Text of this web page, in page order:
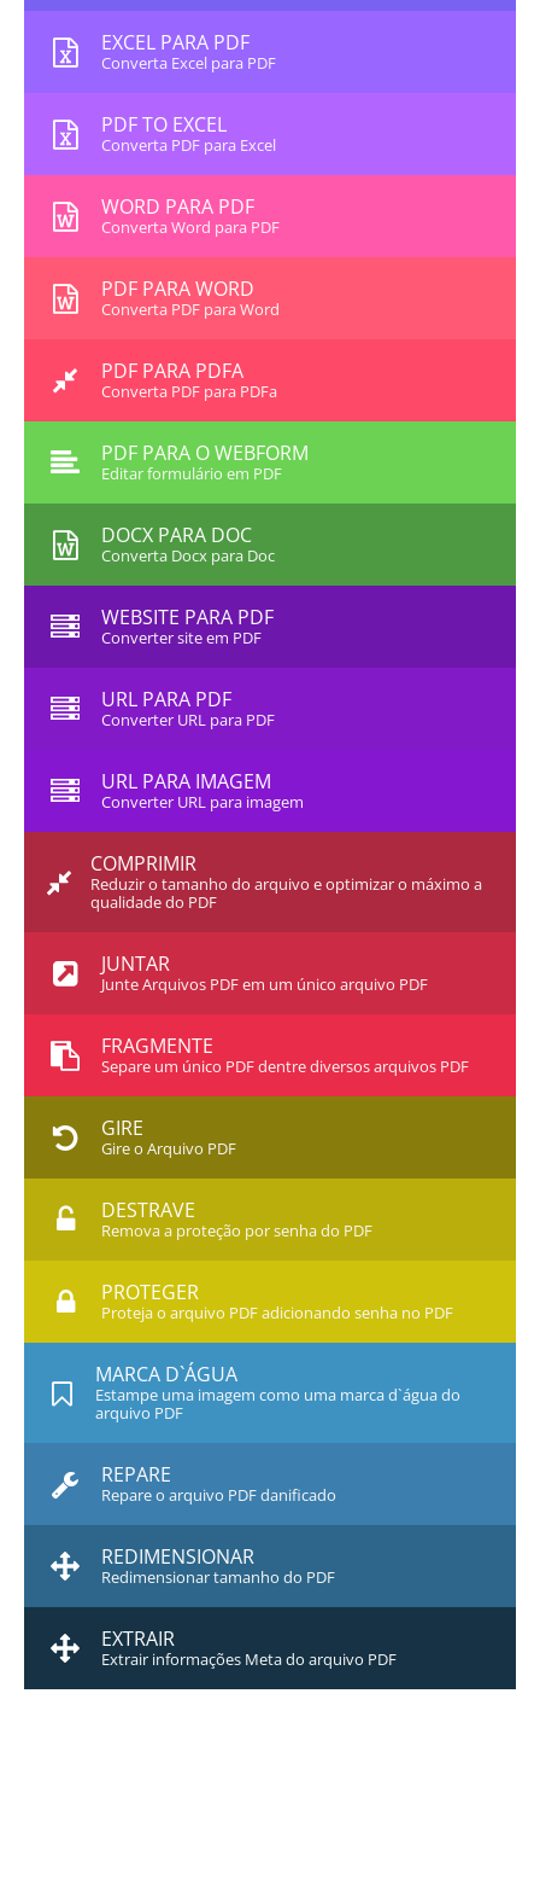
EXCEL PARA PDF
Converta Excel para PDF
PDF TO EXCEL
Converta PDF para Excel
WORD PARA PDF
Converta Word para PDF
PDF PARA WORD
Converta PDF para Word
PDF PARA PDFA
Converta PDF para PDFa
PDF PARA O WEBFORM
Editar formulário em PDF
DOCX PARA DOC
Converta Docx para Doc
WEBSITE PARA PDF
Converter site em PDF
URL PARA PDF
Converter URL para PDF
URL PARA IMAGEM
Converter URL para imagem
COMPRIMIR
Reduzir o tamanho do arquivo e optimizar o máximo a
qualidade do PDF
JUNTAR
Junte Arquivos PDF em um único arquivo PDF
FRAGMENTE
Separe um único PDF dentre diversos arquivos PDF
GIRE
Gire o Arquivo PDF
DESTRAVE
Remova a proteção por senha do PDF
PROTEGER
Proteja o arquivo PDF adicionando senha no PDF
MARCA D`ÁGUA
Estampe uma imagem como uma marca d`água do
arquivo PDF
REPARE
Repare o arquivo PDF danificado
REDIMENSIONAR
Redimensionar tamanho do PDF
EXTRAIR
Extrair informações Meta do arquivo PDF